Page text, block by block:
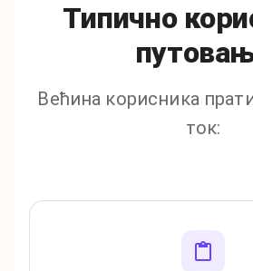
Типично
Већина корисника
ток: